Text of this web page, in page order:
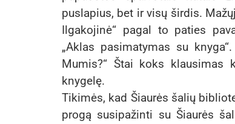
puslapius, bet ir visų širdis.
Ilgakojinė“ pagal to paties
„Aklas pasimatymas su
Mumis?“ Štai koks klausimas
knygelę.
Tikimės, kad Šiaurės šalių
progą susipažinti su Šiaurės